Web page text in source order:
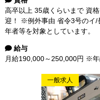
高卒以上 35歳くらいまで 資
迎！ ※例外事由 省令3号のイ/
年者等を対象としています。
給与
月給190,000～250,000円 ※年
一般求人